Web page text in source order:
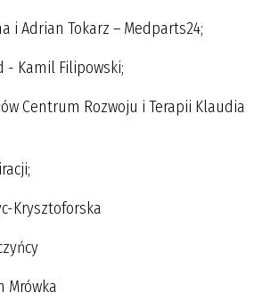
i Adrian Tokarz – Medparts24;
- Kamil Filipowski;
Centrum Rozwoju i Terapii Klaudia
Krysztoforska
Mrówka